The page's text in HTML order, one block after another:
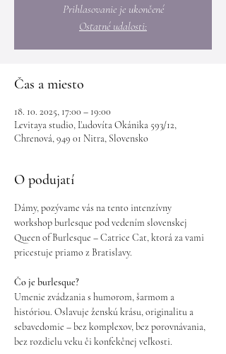
Prihlasovanie je ukončené
Ostatné udalosti:
Čas a miesto
18. 10. 2025, 17:00 – 19:00
Levitaya studio, Ľudovíta Okánika 593/12,
Chrenová, 949 01 Nitra, Slovensko
O podujatí
Dámy, pozývame vás na tento intenzívny
workshop burlesque pod vedením slovenskej
Queen of Burlesque – Catrice Cat, ktorá za vami
pricestuje priamo z Bratislavy.
Čo je burlesque?
Umenie zvádzania s humorom, šarmom a
históriou. Oslavuje ženskú krásu, originalitu a
sebavedomie – bez komplexov, bez porovnávania,
bez rozdielu veku či konfekčnej veľkosti.